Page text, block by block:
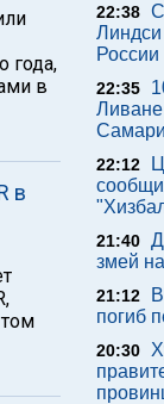
года,
в
в
22:38
Линдси
России
22:35
22:12
21:40
змей
21:12
погиб
20:30